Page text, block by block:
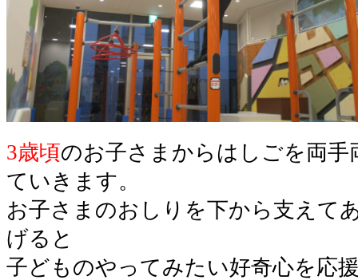
3歳頃のお子さまからはしごを両
ていきます。
お子さまのおしりを下から支えて
げると
子どものやってみたい好奇心を応